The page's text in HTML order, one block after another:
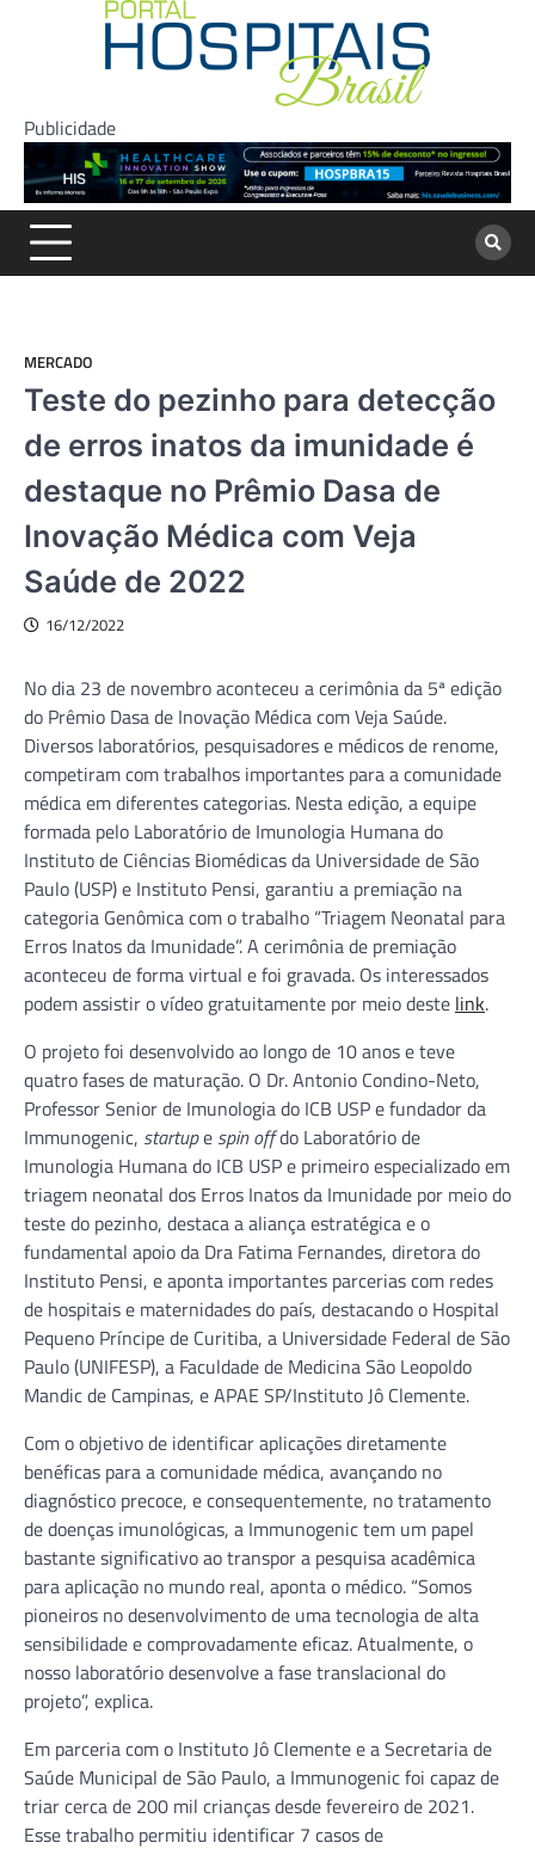
Publicidade
MERCADO
Teste do pezinho para detecção
de erros inatos da imunidade é
destaque no Prêmio Dasa de
Inovação Médica com Veja
Saúde de 2022
16/12/2022
No dia 23 de novembro aconteceu a cerimônia da 5ª edição
do Prêmio Dasa de Inovação Médica com Veja Saúde.
Diversos laboratórios, pesquisadores e médicos de renome,
competiram com trabalhos importantes para a comunidade
médica em diferentes categorias. Nesta edição, a equipe
formada pelo Laboratório de Imunologia Humana do
Instituto de Ciências Biomédicas da Universidade de São
Paulo (USP) e Instituto Pensi, garantiu a premiação na
categoria Genômica com o trabalho “Triagem Neonatal para
Erros Inatos da Imunidade”. A cerimônia de premiação
aconteceu de forma virtual e foi gravada. Os interessados
podem assistir o vídeo gratuitamente por meio deste link.
O projeto foi desenvolvido ao longo de 10 anos e teve
quatro fases de maturação. O Dr. Antonio Condino-Neto,
Professor Senior de Imunologia do ICB USP e fundador da
Immunogenic, startupe spin offdo Laboratório de
Imunologia Humana do ICB USP e primeiro especializado em
triagem neonatal dos Erros Inatos da Imunidade por meio do
teste do pezinho, destaca a aliança estratégica e o
fundamental apoio da Dra Fatima Fernandes, diretora do
Instituto Pensi, e aponta importantes parcerias com redes
de hospitais e maternidades do país, destacando o Hospital
Pequeno Príncipe de Curitiba, a Universidade Federal de São
Paulo (UNIFESP), a Faculdade de Medicina São Leopoldo
Mandic de Campinas, e APAE SP/Instituto Jô Clemente.
Com o objetivo de identificar aplicações diretamente
benéficas para a comunidade médica, avançando no
diagnóstico precoce, e consequentemente, no tratamento
de doenças imunológicas, a Immunogenic tem um papel
bastante significativo ao transpor a pesquisa acadêmica
para aplicação no mundo real, aponta o médico. “Somos
pioneiros no desenvolvimento de uma tecnologia de alta
sensibilidade e comprovadamente eficaz. Atualmente, o
nosso laboratório desenvolve a fase translacional do
projeto”, explica.
Em parceria com o Instituto Jô Clemente e a Secretaria de
Saúde Municipal de São Paulo, a Immunogenic foi capaz de
triar cerca de 200 mil crianças desde fevereiro de 2021.
Esse trabalho permitiu identificar 7 casos de